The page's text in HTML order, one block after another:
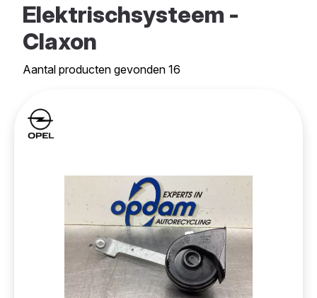
Elektrischsysteem -
Claxon
Aantal producten gevonden 16